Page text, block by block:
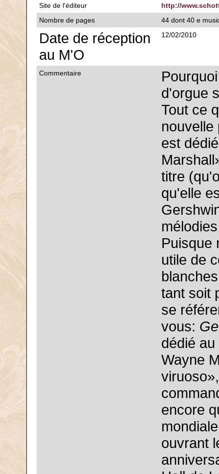
Site de l'éditeur
http://
Nombre de pages
44 dont 40 e
Date de réception
au M'O
12/02/2010
Commentaire
d'orgue
Tout ce
nouvelle
est
titre
qu'elle
Puisque
utile de
tant soit
se
vous:
dédié
Wayne
encore
ouvrant